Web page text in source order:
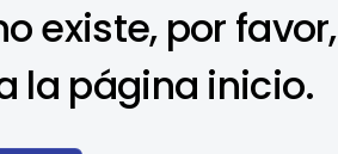
existe, por favor,
la página inicio.